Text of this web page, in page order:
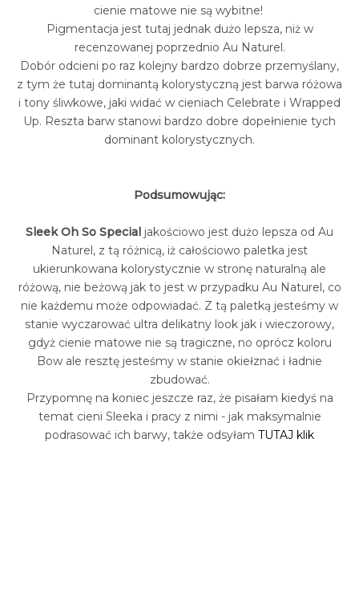
cienie matowe nie są wybitne!
Pigmentacja jest tutaj jednak dużo lepsza, niż w
recenzowanej poprzednio Au Naturel.
Dobór odcieni po raz kolejny bardzo dobrze przemyślany,
z tym że tutaj dominantą kolorystyczną jest barwa różowa
i tony śliwkowe, jaki widać w cieniach Celebrate i Wrapped
Up. Reszta barw stanowi bardzo dobre dopełnienie tych
dominant kolorystycznych.
Podsumowując:
Sleek Oh So Special jakościowo jest dużo lepsza od Au
Naturel, z tą różnicą, iż całościowo paletka jest
ukierunkowana kolorystycznie w stronę naturalną ale
różową, nie beżową jak to jest w przypadku Au Naturel, co
nie każdemu może odpowiadać. Z tą paletką jesteśmy w
stanie wyczarować ultra delikatny look jak i wieczorowy,
gdyż cienie matowe nie są tragiczne, no oprócz koloru
Bow ale resztę jesteśmy w stanie okiełznać i ładnie
zbudować.
Przypomnę na koniec jeszcze raz, że pisałam kiedyś na
temat cieni Sleeka i pracy z nimi - jak maksymalnie
podrasować ich barwy, także odsyłam TUTAJ klik